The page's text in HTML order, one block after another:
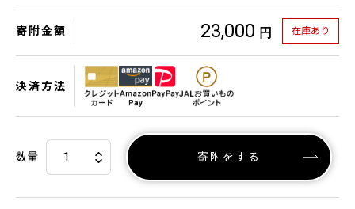
寄附金額 23,000 円 在庫あり
決済方法
数量 寄附をする